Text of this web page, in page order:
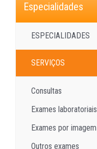
Especialidades
ESPECIALIDADES
SERVIÇOS
Consultas
Exames laboratoriais
Exames por imagem
Outros exames